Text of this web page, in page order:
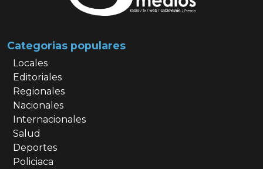
Categorias populares
Locales
Editoriales
Regionales
Nacionales
Internacionales
Salud
Deportes
Policiaca